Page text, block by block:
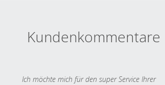
Kundenkommentare
Ich möchte mich für den super Service Ihrer